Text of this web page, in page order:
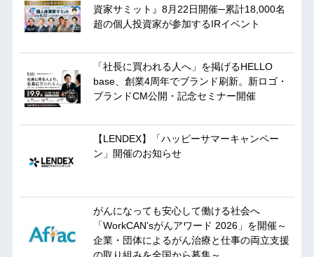
資家サミット』8月22日開催─累計18,000名
超の個人投資家が参加するIRイベント
「社長に買われる人へ」を掲げるHELLO
base、創業4周年でブランド刷新。新ロゴ・
ブランドCM公開・記念セミナー開催
【LENDEX】「ハッピーサマーキャンペー
ン」開催のお知らせ
がんになっても安心して働ける社会へ
「WorkCAN’sがんアワード 2026」を開催～
企業・団体によるがん治療と仕事の両立支援